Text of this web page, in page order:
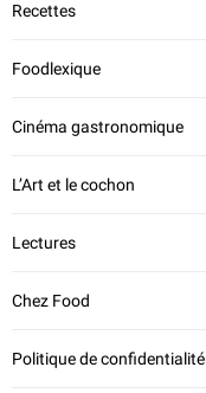
Recettes
Foodlexique
Cinéma gastronomique
L’Art et le cochon
Lectures
Chez Food
Politique de confidentialité